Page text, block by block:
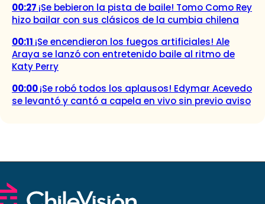
00:27 ¡Se bebieron la pista de baile! Tomo Como Rey
hizo bailar con sus clásicos de la cumbia chilena
00:11 ¡Se encendieron los fuegos artificiales! Ale
Araya se lanzó con entretenido baile al ritmo de
Katy Perry
00:00¡Se robó todos los aplausos! Edymar Acevedo
se levantó y cantó a capela en vivo sin previo aviso